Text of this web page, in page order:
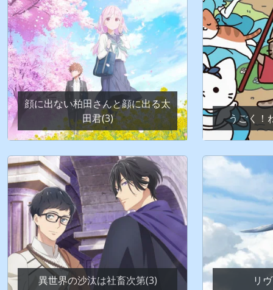
顔に出ない柏田さんと顔に出る太
田君(3)
うごく！
異世界の沙汰は社畜次第(3) リ